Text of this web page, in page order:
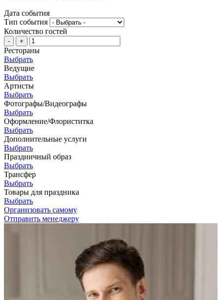
Дата события
Тип события
Количество гостей
- +
Рестораны
Выбрать
Ведущие
Выбрать
Артисты
Выбрать
Фотографы/Видеографы
Выбрать
Оформление/Флориститка
Выбрать
Дополнительные услуги
Выбрать
Праздничный образ
Выбрать
Трансфер
Выбрать
Товары для праздника
Выбрать
Организовать самому
Отправить менеджеру